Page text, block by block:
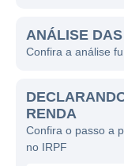
de otimizar a
sediada em
Estados
notoriedade
soluções de
ANÁLISE
Confira a análise
RENDA
Confira o passo a
no IRPF